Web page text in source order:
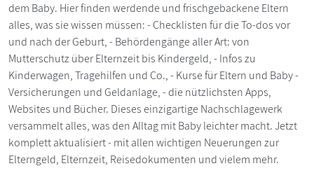
dem Baby. Hier finden werdende und frischgebackene Eltern
alles, was sie wissen müssen: - Checklisten für die To-dos vor
und nach der Geburt, - Behördengänge aller Art: von
Mutterschutz über Elternzeit bis Kindergeld, - Infos zu
Kinderwagen, Tragehilfen und Co., - Kurse für Eltern und Baby -
Versicherungen und Geldanlage, - die nützlichsten Apps,
Websites und Bücher. Dieses einzigartige Nachschlagewerk
versammelt alles, was den Alltag mit Baby leichter macht. Jetzt
komplett aktualisiert - mit allen wichtigen Neuerungen zur
Elterngeld, Elternzeit, Reisedokumenten und vielem mehr.